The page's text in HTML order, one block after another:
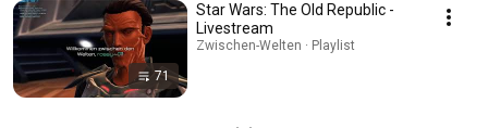
71
Star Wars: The Old Republic -
Livestream
Zwischen-Welten · Playlist